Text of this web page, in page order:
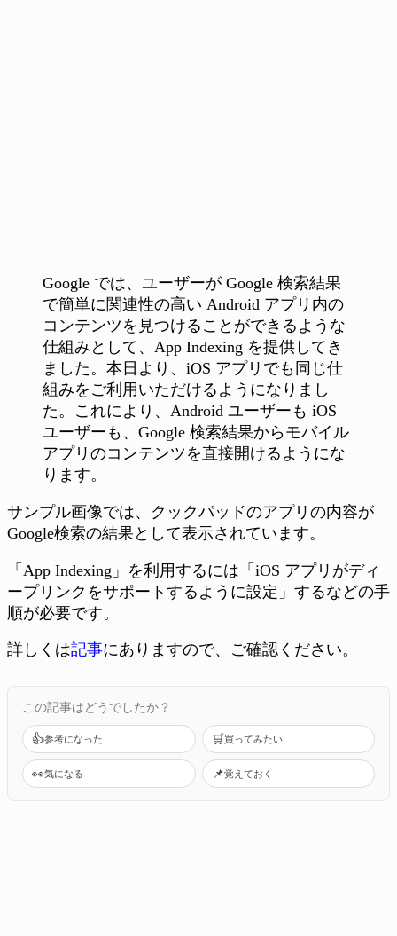
Google では、ユーザーが Google 検索結果
で簡単に関連性の高い Android アプリ内の
コンテンツを見つけることができるような
仕組みとして、App Indexing を提供してき
ました。本日より、iOS アプリでも同じ仕
組みをご利用いただけるようになりまし
た。これにより、Android ユーザーも iOS
ユーザーも、Google 検索結果からモバイル
アプリのコンテンツを直接開けるようにな
ります。
サンプル画像では、クックパッドのアプリの内容が
Google検索の結果として表示されています。
「App Indexing」を利用するには「iOS アプリがディ
ープリンクをサポートするように設定」するなどの手
順が必要です。
詳しくは記事にありますので、ご確認ください。
この記事はどうでしたか？
👍参考になった 🛒買ってみたい
👀気になる 📌覚えておく